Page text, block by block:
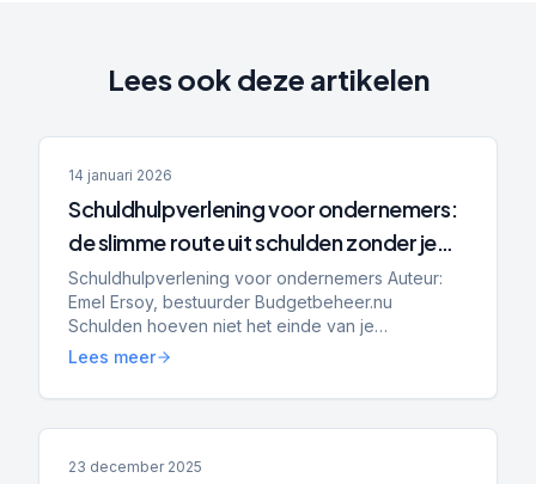
Lees ook deze artikelen
14 januari 2026
Schuldhulpverlening voor ondernemers:
de slimme route uit schulden zonder je
bedrijf op te geven
Schuldhulpverlening voor ondernemers Auteur:
Emel Ersoy, bestuurder Budgetbeheer.nu
Schulden hoeven niet het einde van je
onderneming te betekenen. Steeds meer zzp’ers
Lees meer
23 december 2025